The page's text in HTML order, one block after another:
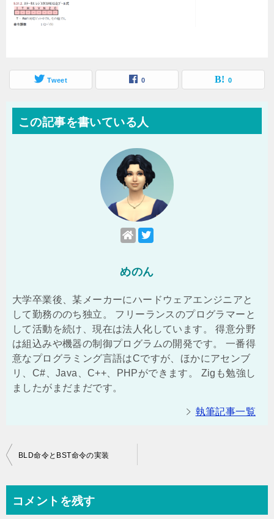
Tweet 0 0
この記事を書いている人
めのん
大学卒業後、某メーカーにハードウェアエンジニアと
して勤務ののち独立。 フリーランスのプログラマーと
して活動を続け、現在は法人化しています。 得意分野
は組込みや機器の制御プログラムの開発です。 一番得
意なプログラミング言語はCですが、ほかにアセンブ
リ、C#、Java、C++、PHPができます。 Zigも勉強し
ましたがまだまだです。
執筆記事一覧
投
ビ
BLD命令とBST命令の実装
コメントを残す